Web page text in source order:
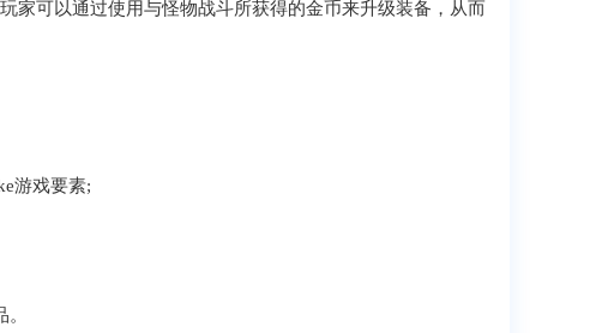
家可以通过使用与怪物战斗所获得的金币来升级装备，从而
游戏要素;